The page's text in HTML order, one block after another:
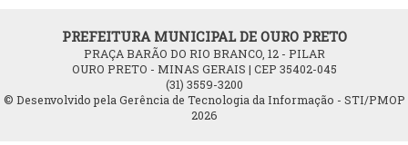
PREFEITURA MUNICIPAL DE OURO PRETO
PRAÇA BARÃO DO RIO BRANCO, 12 - PILAR
OURO PRETO - MINAS GERAIS | CEP 35402-045
(31) 3559-3200
© Desenvolvido pela Gerência de Tecnologia da Informação - STI/PMOP
2026